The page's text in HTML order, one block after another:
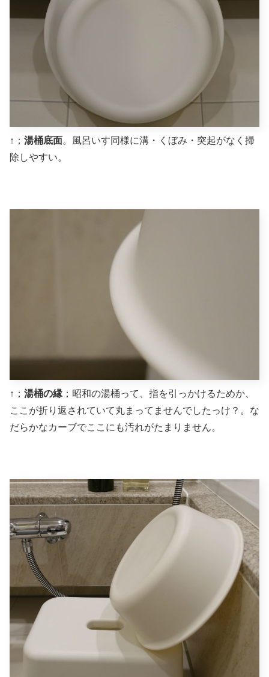
↑； 湯桶底面。風呂いす同様に溝・くぼみ・突起がなく掃
除しやすい。
↑； 湯桶の縁 ；昭和の湯桶って、指を引っかけるためか、
ここが折り返されていて丸まってませんでしたっけ？。な
だらかなカーブでここにも汚れがたまりません。